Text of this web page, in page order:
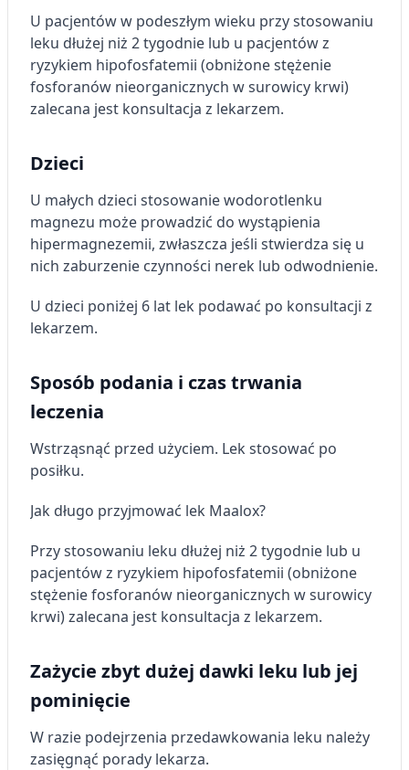
U pacjentów w podeszłym wieku przy stosowaniu
leku dłużej niż 2 tygodnie lub u pacjentów z
ryzykiem hipofosfatemii (obniżone stężenie
fosforanów nieorganicznych w surowicy krwi)
zalecana jest konsultacja z lekarzem.
Dzieci
U małych dzieci stosowanie wodorotlenku
magnezu może prowadzić do wystąpienia
hipermagnezemii, zwłaszcza jeśli stwierdza się u
nich zaburzenie czynności nerek lub odwodnienie.
U dzieci poniżej 6 lat lek podawać po konsultacji z
lekarzem.
Sposób podania i czas trwania
leczenia
Wstrząsnąć przed użyciem. Lek stosować po
posiłku.
Jak długo przyjmować lek Maalox?
Przy stosowaniu leku dłużej niż 2 tygodnie lub u
pacjentów z ryzykiem hipofosfatemii (obniżone
stężenie fosforanów nieorganicznych w surowicy
krwi) zalecana jest konsultacja z lekarzem.
Zażycie zbyt dużej dawki leku lub jej
pominięcie
W razie podejrzenia przedawkowania leku należy
zasięgnąć porady lekarza.